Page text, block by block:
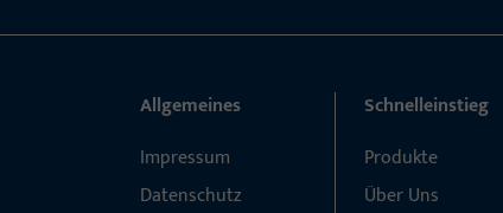
Allgemeines
Impressum
Datenschutz
Schnelleinstieg
Produkte
Über Uns